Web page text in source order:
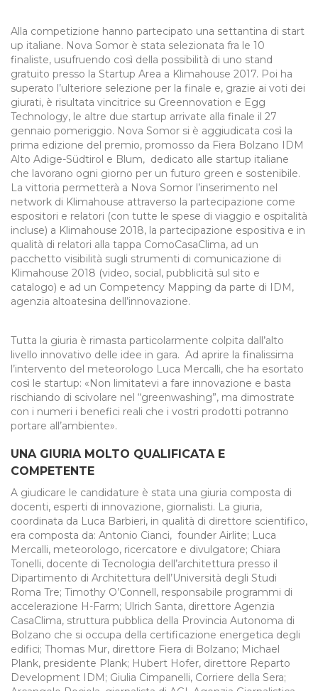
Alla competizione hanno partecipato una settantina di start
up italiane. Nova Somor è stata selezionata fra le 10
finaliste, usufruendo così della possibilità di uno stand
gratuito presso la Startup Area a Klimahouse 2017. Poi ha
superato l’ulteriore selezione per la finale e, grazie ai voti dei
giurati, è risultata vincitrice su Greennovation e Egg
Technology, le altre due startup arrivate alla finale il 27
gennaio pomeriggio. Nova Somor si è aggiudicata così la
prima edizione del premio, promosso da Fiera Bolzano IDM
Alto Adige-Südtirol e Blum, dedicato alle startup italiane
che lavorano ogni giorno per un futuro green e sostenibile.
La vittoria permetterà a Nova Somor l’inserimento nel
network di Klimahouse attraverso la partecipazione come
espositori e relatori (con tutte le spese di viaggio e ospitalità
incluse) a Klimahouse 2018, la partecipazione espositiva e in
qualità di relatori alla tappa ComoCasaClima, ad un
pacchetto visibilità sugli strumenti di comunicazione di
Klimahouse 2018 (video, social, pubblicità sul sito e
catalogo) e ad un Competency Mapping da parte di IDM,
agenzia altoatesina dell’innovazione.
Tutta la giuria è rimasta particolarmente colpita dall’alto
livello innovativo delle idee in gara. Ad aprire la finalissima
l’intervento del meteorologo Luca Mercalli, che ha esortato
così le startup: «Non limitatevi a fare innovazione e basta
rischiando di scivolare nel “greenwashing”, ma dimostrate
con i numeri i benefici reali che i vostri prodotti potranno
portare all’ambiente».
UNA GIURIA MOLTO QUALIFICATA E
COMPETENTE
A giudicare le candidature è stata una giuria composta di
docenti, esperti di innovazione, giornalisti. La giuria,
coordinata da Luca Barbieri, in qualità di direttore scientifico,
era composta da: Antonio Cianci, founder Airlite; Luca
Mercalli, meteorologo, ricercatore e divulgatore; Chiara
Tonelli, docente di Tecnologia dell’architettura presso il
Dipartimento di Architettura dell’Università degli Studi
Roma Tre; Timothy O’Connell, responsabile programmi di
accelerazione H-Farm; Ulrich Santa, direttore Agenzia
CasaClima, struttura pubblica della Provincia Autonoma di
Bolzano che si occupa della certificazione energetica degli
edifici; Thomas Mur, direttore Fiera di Bolzano; Michael
Plank, presidente Plank; Hubert Hofer, direttore Reparto
Development IDM; Giulia Cimpanelli, Corriere della Sera;